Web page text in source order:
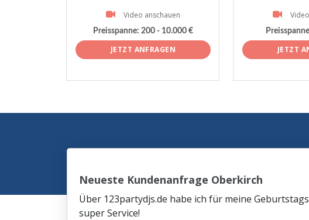
Video anschauen
Preisspanne: 200 - 10.000 €
JETZT ANFRAGEN JETZT
Neueste Kundenanfrage Oberkirch
Über 123partydjs.de habe ich für meine
super Service!